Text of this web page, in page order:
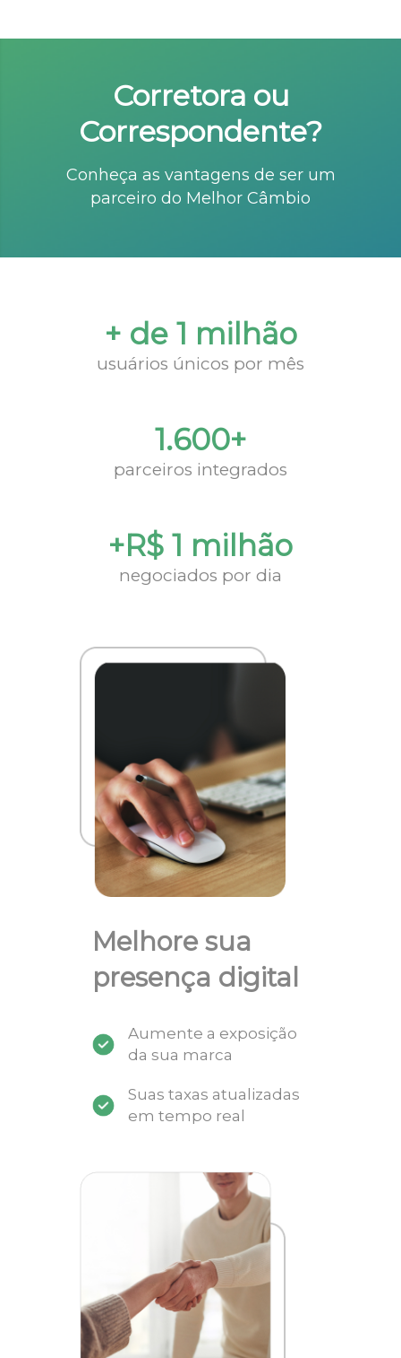
Corretora ou
Correspondente?
Conheça as vantagens de ser um
parceiro do Melhor Câmbio
+ de 1 milhão
usuários únicos por mês
1.600+
parceiros integrados
+R$ 1 milhão
negociados por dia
Melhore sua
presença digital
Aumente a exposição
da sua marca
Suas taxas atualizadas
em tempo real